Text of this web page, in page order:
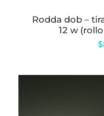
rodda dob – tira led 8 mm de alta eficiencia |
12 w
$